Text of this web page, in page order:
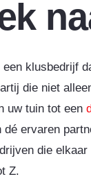
een klusbedrijf
die niet
uw tuin tot een
ervaren
die
Z.